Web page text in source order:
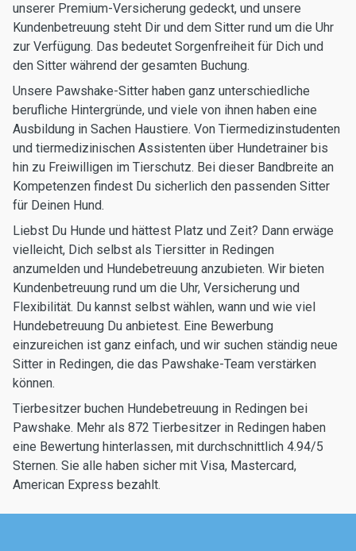
unserer Premium-Versicherung gedeckt, und unsere
Kundenbetreuung steht Dir und dem Sitter rund um die Uhr
zur Verfügung. Das bedeutet Sorgenfreiheit für Dich und
den Sitter während der gesamten Buchung.
Unsere Pawshake-Sitter haben ganz unterschiedliche
berufliche Hintergründe, und viele von ihnen haben eine
Ausbildung in Sachen Haustiere. Von Tiermedizinstudenten
und tiermedizinischen Assistenten über Hundetrainer bis
hin zu Freiwilligen im Tierschutz. Bei dieser Bandbreite an
Kompetenzen findest Du sicherlich den passenden Sitter
für Deinen Hund.
Liebst Du Hunde und hättest Platz und Zeit? Dann erwäge
vielleicht, Dich selbst als Tiersitter in Redingen
anzumelden und Hundebetreuung anzubieten. Wir bieten
Kundenbetreuung rund um die Uhr, Versicherung und
Flexibilität. Du kannst selbst wählen, wann und wie viel
Hundebetreuung Du anbietest. Eine Bewerbung
einzureichen ist ganz einfach, und wir suchen ständig neue
Sitter in Redingen, die das Pawshake-Team verstärken
können.
Tierbesitzer buchen Hundebetreuung in Redingen bei
Pawshake. Mehr als 872 Tierbesitzer in Redingen haben
eine Bewertung hinterlassen, mit durchschnittlich 4.94/5
Sternen. Sie alle haben sicher mit Visa, Mastercard,
American Express bezahlt.